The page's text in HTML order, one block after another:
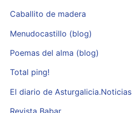
Caballito de madera
Menudocastillo (blog)
Poemas del alma (blog)
Total ping!
El diario de Asturgalicia.Noticias